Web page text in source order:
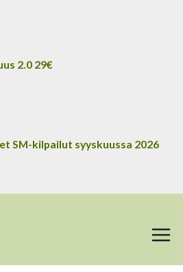
2.0 29€
SM-kilpailut syyskuussa 2026